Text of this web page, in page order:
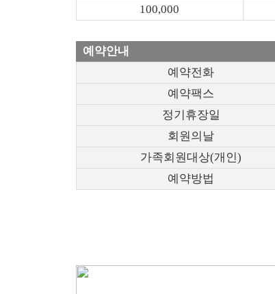
100,000
예약안내
예약전화
예약팩스
정기휴장일
회원의날
가족회원대상(개인)
예약방법